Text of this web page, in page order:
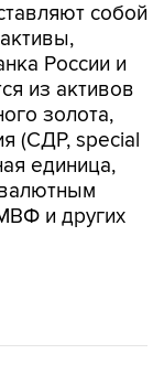
собой
России и
из активов
золота,
(СДР, special
единица,
и других